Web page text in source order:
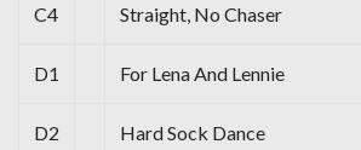
C4 Straight, No Chaser
D1 For Lena And Lennie
D2 Hard Sock Dance